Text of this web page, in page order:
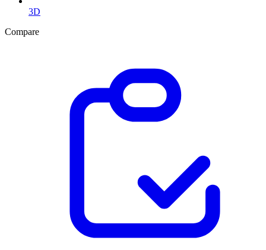
3D
Compare